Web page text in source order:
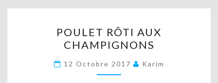
RÔTI
AUX
CHAMPIGNONS
POULET RÔTI AUX
CHAMPIGNONS
12 Octobre 2017 Karim